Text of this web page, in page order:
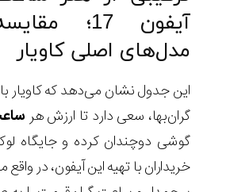
آیفون 17؛
مدل‌های اصلی کاویار
این جدول نشان می‌دهد که کاویار
گران‌بها، سعی دارد تا ارزش هر
گوشی دوچندان کرده و جایگاه
خریداران با تهیه این آیفون، در